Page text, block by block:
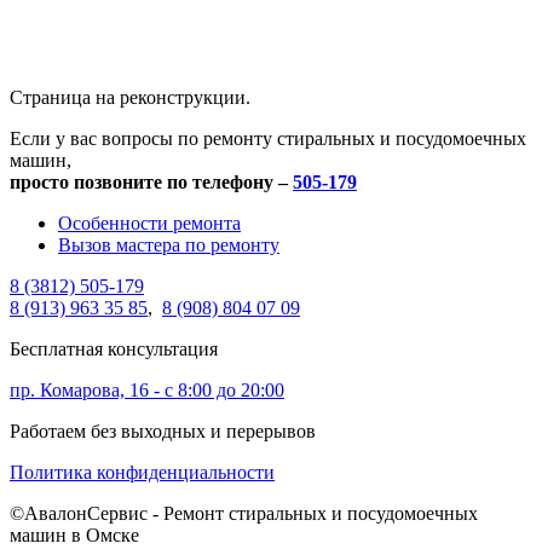
Страница на реконструкции.
Если у вас вопросы по ремонту стиральных и посудомоечных
машин,
просто позвоните по телефону –505-179
Особенности ремонта
Вызов мастера по ремонту
8 (3812) 505-179
8 (913) 963 35 85, 8 (908) 804 07 09
Бесплатная консультация
пр. Комарова, 16 - с 8:00 до 20:00
Работаем без выходных и перерывов
Политика конфиденциальности
©АвалонСервис - Ремонт стиральных и посудомоечных
машин в Омске